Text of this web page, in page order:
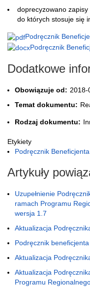
doprecyzowano
do których stosuje się
Podręcznik
Podręcznik
Dodatkowe
Obowiązuje od: 2018-
Temat dokumentu:
Rodzaj dokumentu:
Etykiety
Podręcznik Beneficjenta
Artykuły
Uzupełnienie
ramach Programu
wersja 1.7
Aktualizacja
Podręcznik
Aktualizacja
Aktualizacja
Programu